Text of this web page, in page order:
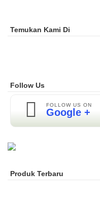
Temukan Kami Di
Follow Us
FOLLOW US ON
Google +
Produk Terbaru